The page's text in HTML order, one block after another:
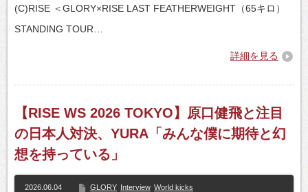
(C)RISE ＜GLORY×RISE LAST FEATHERWEIGHT（65キロ）
STANDING TOUR…
詳細を見る
【RISE WS 2026 TOKYO】原口健飛と注目
の日本人対決、YURA「みんな僕に期待と幻
想を持っている」
2026.06.04 GLORY Interview World kicks